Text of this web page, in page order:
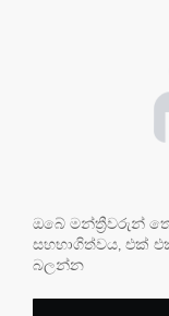
ඔබේ මන්ත්‍රීවරුන්
සහභාගිත්වය, එක්
බලන්න